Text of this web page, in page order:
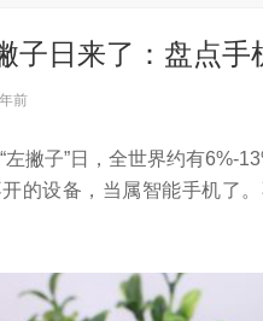
子日来了：盘点
前
左撇子”日，全世界约有6%-
开的设备，当属智能手机了